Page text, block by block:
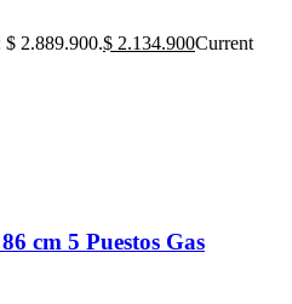
2.889.900.$ 2.134.900Current
cm 5 Puestos Gas